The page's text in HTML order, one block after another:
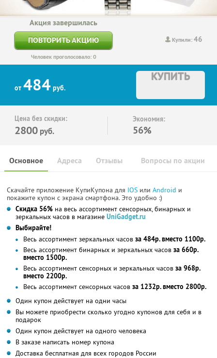
Купили:46
Акция завершилась
ПОВТОРИТЬ АКЦИЮ
Человек проголосовало: 0
от 484 руб.
КУПИТЬ
Цена без скидки:
2800 руб.
Экономия:
56%
Основное Отзывы Вопросы по акции
Адреса
Скачайте приложение КупиКупона для IOS или Android и
покажите купон с экрана смартфона. Это удобно :)
Скидка 56% на весь ассортимент сенсорных, бинарных и
зеркальных часов в магазине UniGadget.ru
Выбирайте!
Весь ассортимент зеркальных часов за 484р. вместо 1100р.
Весь ассортимент бинарных и зеркальных часов за 660р.
вместо 1500р.
Весь ассортимент сенсорных и зеркальных часов за 968р.
вместо 2200р.
Весь ассортимент сенсорных часов за 1232р. вместо 2800р.
Один купон действует на одни часы
Вы можете приобрести сколько угодно купонов для себя и в
подарок
Один купон действует на одного человека
В заказе написать номер купона
Доставка бесплатная для всех городов России